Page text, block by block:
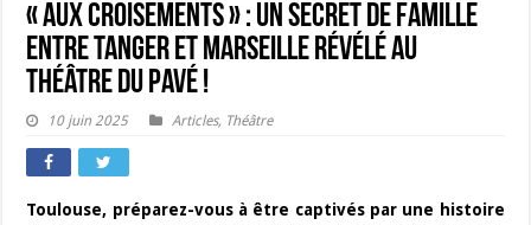
« Aux Croisements » : Un Secret de Famille
Entre Tanger et Marseille Révélé au
Théâtre du Pavé !
10 juin 2025 Articles, Théâtre
Toulouse, préparez-vous à être captivés par une histoire